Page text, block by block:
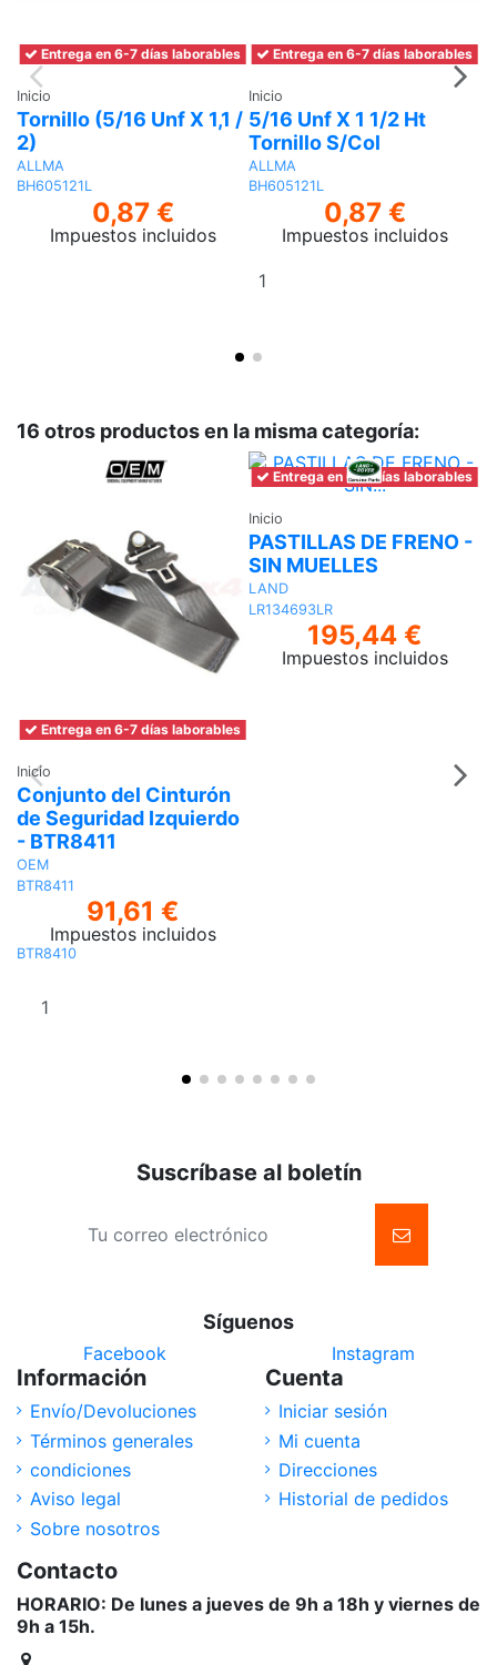
Entrega en 6-7 días laborables
Inicio
Tornillo (5/16 Unf X 1,1 /
2)
ALLMA
BH605121L
0,87 €
Impuestos incluidos
Entrega en 6-7 días laborables
Inicio
5/16 Unf X 1 1/2 Ht
Tornillo S/Col
ALLMA
BH605121L
0,87 €
Impuestos incluidos
16 otros productos en la misma categoría:
Entrega en 6-7 días laborables
Inicio
Conjunto del Cinturón
de Seguridad Izquierdo
- BTR8411
OEM
BTR8411
91,61 €
Impuestos incluidos
BTR8410
Entrega en 6-7 días laborables
Inicio
PASTILLAS DE FRENO -
SIN MUELLES
LAND
LR134693LR
195,44 €
Impuestos incluidos
Suscríbase al boletín
Síguenos
Facebook Instagram
Información
Envío/Devoluciones
Términos generales
condiciones
Aviso legal
Sobre nosotros
Cuenta
Iniciar sesión
Mi cuenta
Direcciones
Historial de pedidos
Contacto
HORARIO: De lunes a jueves de 9h a 18h y viernes de
9h a 15h.